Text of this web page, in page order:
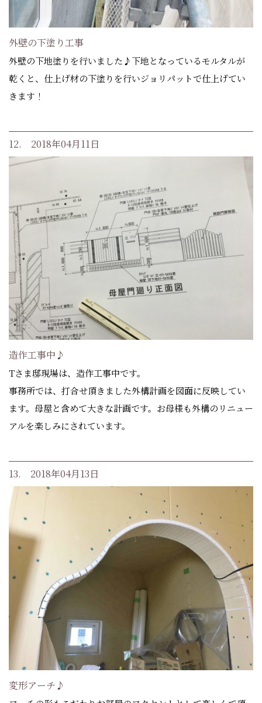
外壁の下塗り工事
外壁の下地塗りを行いました♪下地となっているモルタルが
乾くと、仕上げ材の下塗りを行いジョリパットで仕上げてい
きます！
12. 2018年04月11日
造作工事中♪
Tさま邸現場は、造作工事中です。
事務所では、打合せ頂きました外構計画を図面に反映してい
ます。母屋と含めて大きな計画です。お母様も外構のリニュー
アルを楽しみにされています。
13. 2018年04月13日
変形アーチ♪